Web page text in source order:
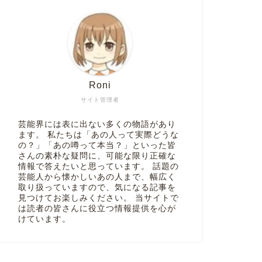
サイト管理者
Roni
芸能界には表に出ない多くの物語があり
ます。 私たちは「あの人って実際どうな
の？」「あの噂って本当？」といった皆
さんの素朴な疑問に、可能な限り正確な
情報で答えたいと思っています。 話題の
芸能人から懐かしいあの人まで、幅広く
取り扱っていますので、気になる記事を
見つけてお楽しみください。 当サイトで
は読者の皆さんに役立つ情報提供を心が
けています。